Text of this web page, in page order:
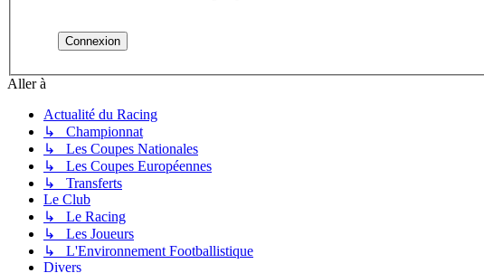
Aller à
Actualité du Racing
↳ Championnat
↳ Les Coupes Nationales
↳ Les Coupes Européennes
↳ Transferts
Le Club
↳ Le Racing
↳ Les Joueurs
↳ L'Environnement Footballistique
Divers